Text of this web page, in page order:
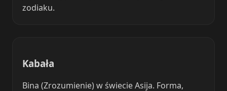
zodiaku.
Kabała
Bina (Zrozumienie) w świecie Asija. Forma,